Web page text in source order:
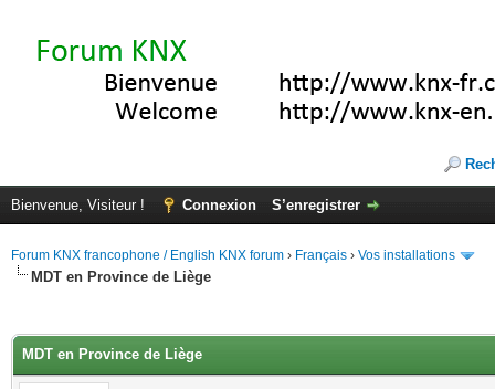
Bienvenue, Visiteur ! Connexion S’enregistrer
Forum KNX francophone / English KNX forum › Français › Vos installations
MDT en Province de Liège
MDT en Province de Liège